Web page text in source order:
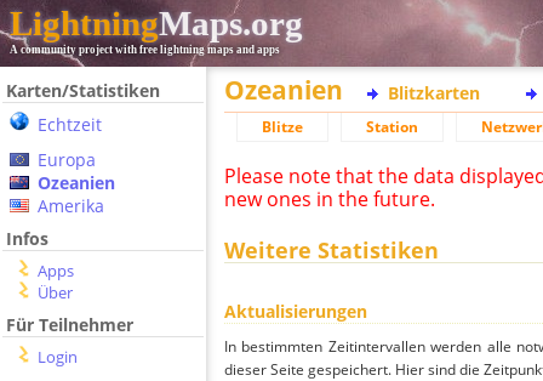
LightningMaps.org
A community project with free lightning maps and apps
Karten/Statistiken
Echtzeit
Europa
Ozeanien
Amerika
Infos
Apps
Über
Für Teilnehmer
Login
Ozeanien Blitzkarten
Blitze Station
Please note that the data
new ones in the future.
Weitere Statistiken
Aktualisierungen
In bestimmten Zeitintervallen werden alle
dieser Seite gespeichert. Hier sind die